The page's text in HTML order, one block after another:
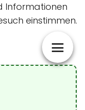
Informationen
einstimmen.